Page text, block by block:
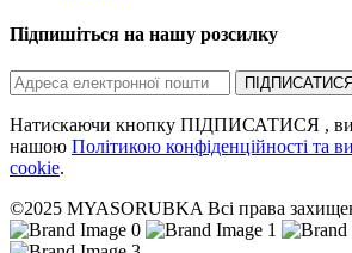
Підпишіться на нашу розсилку
ПІДПИСАТИСЯ
Натискаючи кнопку ПІДПИСАТИСЯ , ви
нашою Політикою конфіденційності та
cookie.
©2025 MYASORUBKA Всі права